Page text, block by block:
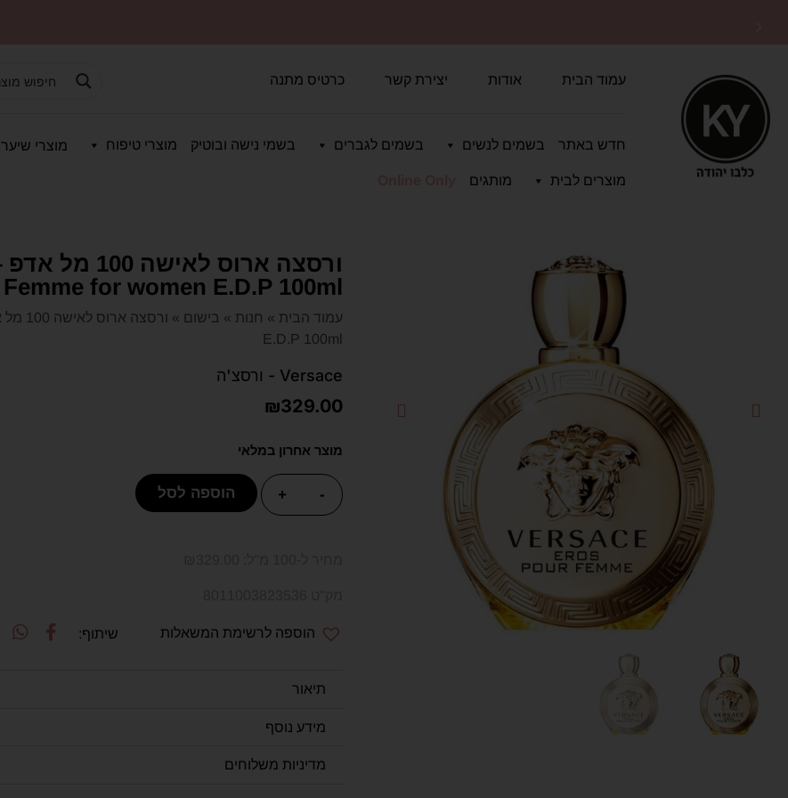
עמוד הבית
אודות יצירת קשר כרטיס מתנה
חדש באתר בשמים לנשים בשמים לגברים בשמי נישה ובוטיק מוצרי טיפוח מוצרי שיער
מוצרים לבית מותגים
Femme for women E.D.P 100ml
עמוד הבית » חנות » בישום »
E.D.P 100ml
Versace - ורסצ'ה
₪329.00
מוצר אחרון במלאי
-
+ הוספה לסל
הוספה לרשימת המשאלות
תיאור
מידע נוסף
מדיניות משלוחים